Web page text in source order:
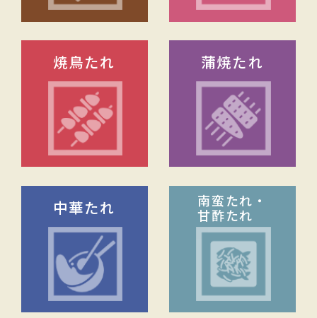
焼鳥たれ 蒲焼たれ
中華たれ
南蛮たれ・
甘酢たれ